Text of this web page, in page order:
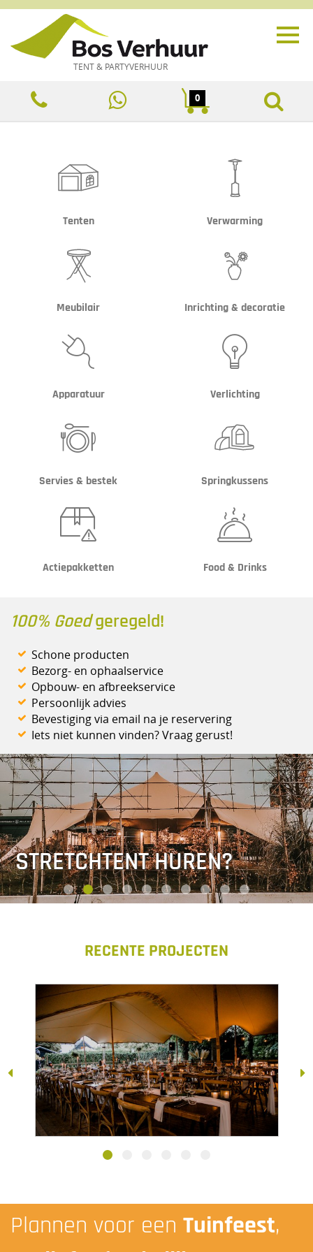
TENT & PARTYVERHUUR
0
Tenten Verwarming
Meubilair Inrichting & decoratie

Apparatuur

Verlichting

Servies & bestek Springkussens

Actiepakketten

Food & Drinks
100% Goedgeregeld!
Schone producten
Bezorg- en ophaalservice
Opbouw- en afbreekservice
Persoonlijk advies
Bevestiging via email na je reservering
Iets niet kunnen vinden? Vraag gerust!
STRETCHTENT HUREN?
RECENTE PROJECTEN
SEPTEMBER 2021
Plannen voor een Tuinfeest,